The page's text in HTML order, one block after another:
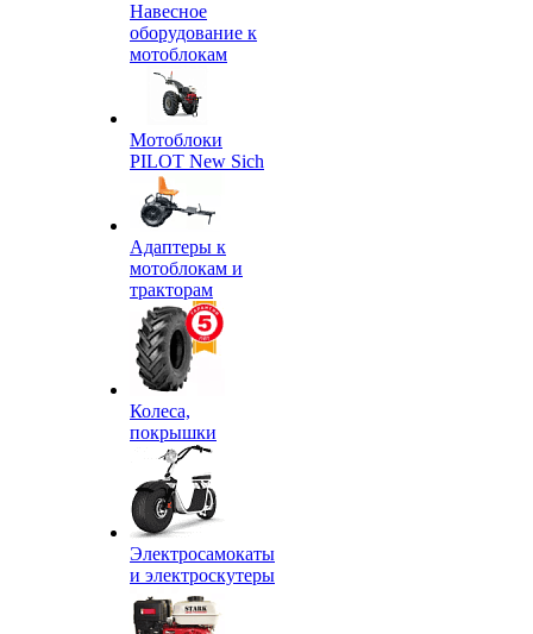
Навесное
оборудование к
мотоблокам
Мотоблоки
PILOT New Sich
Адаптеры к
мотоблокам и
тракторам
Колеса,
покрышки
Электросамокаты
и электроскутеры